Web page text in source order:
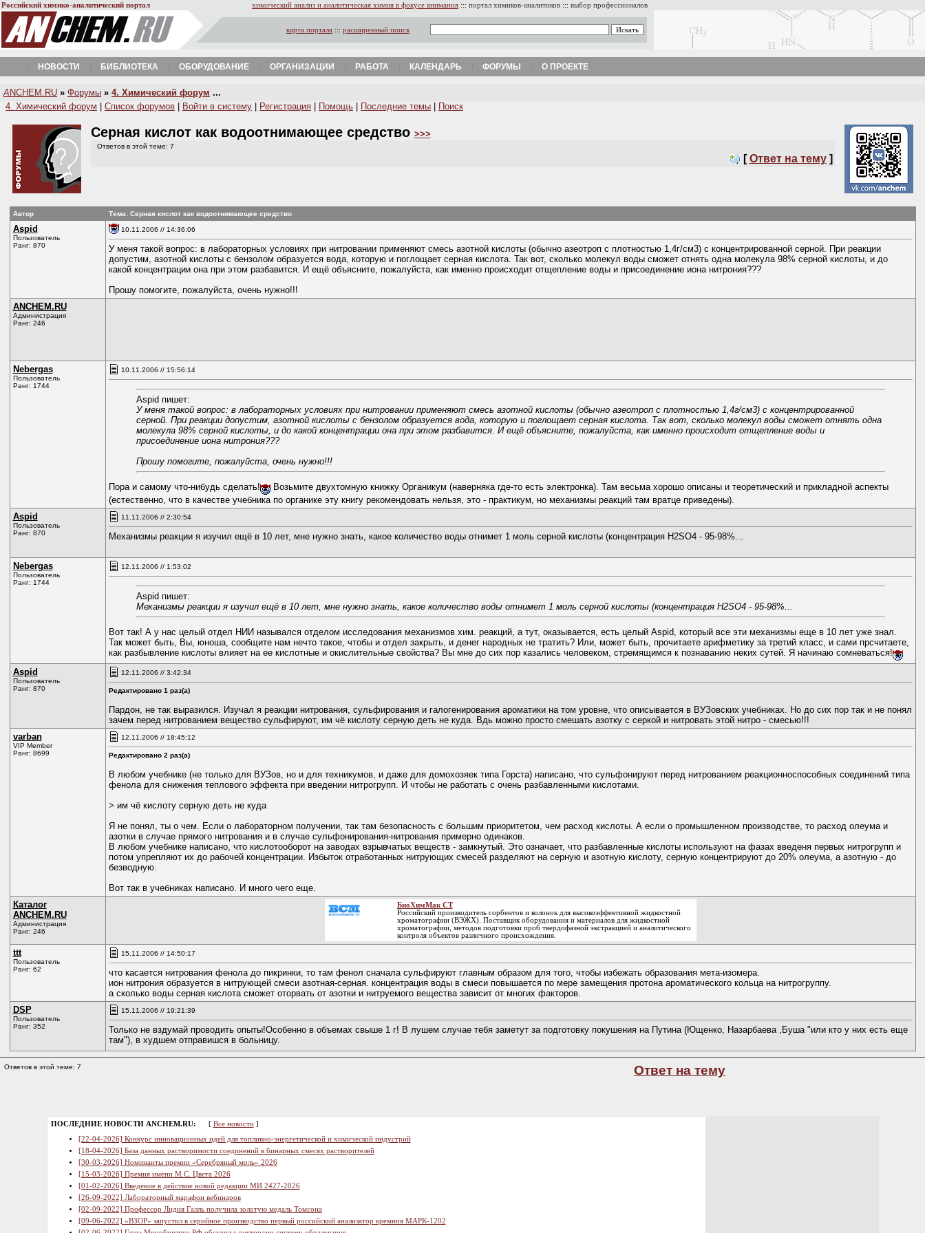
Российский химико-аналитический портал химический анализ и аналитическая химия в фокусе внимания ::: портал химиков-аналитиков ::: выбор профессионалов
карта портала ::: расширенный поиск
НОВОСТИ БИБЛИОТЕКА ОБОРУДОВАНИЕ ОРГАНИЗАЦИИ РАБОТА КАЛЕНДАРЬ ФОРУМЫ О ПРОЕКТЕ
A NCHEM.RU » Форумы » 4. Химический форум ...
4. Химический форум
Список форумов Войти в систему Регистрация Помощь Последние темы Поиск
Серная кислот как водоотнимающее средство >>>
Ответов в этой теме: 7
[ Ответ на тему ]
Автор Тема: Серная кислот как водоотнимающее средство
Aspid
Пользователь
Ранг: 870
10.11.2006 // 14:36:06
У меня такой вопрос: в лабораторных условиях при нитровании применяют смесь азотной кислоты (обычно азеотроп с плотностью 1,4г/см3) с концентрированной серной. При реакции
допустим, азотной кислоты с бензолом образуется вода, которую и поглощает серная кислота. Так вот, сколько молекул воды сможет отнять одна молекула 98% серной кислоты, и до
какой концентрации она при этом разбавится. И ещё объясните, пожалуйста, как именно происходит отщепление воды и присоединение иона нитрония???
Прошу помогите, пожалуйста, очень нужно!!!
ANCHEM.RU
Администрация
Ранг: 246
Nebergas
Пользователь
Ранг: 1744
10.11.2006 // 15:56:14
Aspid пишет:
У меня такой вопрос: в лабораторных условиях при нитровании применяют смесь азотной кислоты (обычно азеотроп с плотностью 1,4г/см3) с концентрированной
серной. При реакции допустим, азотной кислоты с бензолом образуется вода, которую и поглощает серная кислота. Так вот, сколько молекул воды сможет отнять одна
молекула 98% серной кислоты, и до какой концентрации она при этом разбавится. И ещё объясните, пожалуйста, как именно происходит отщепление воды и
присоединение иона нитрония???
Прошу помогите, пожалуйста, очень нужно!!!
Пора и самому что-нибудь сделать!
Возьмите двухтомную книжку Органикум (наверняка где-то есть электронка). Там весьма хорошо описаны и теоретический и прикладной аспекты
(естественно, что в качестве учебника по органике эту книгу рекомендовать нельзя, это - практикум, но механизмы реакций там вратце приведены).
Aspid
Пользователь
Ранг: 870
11.11.2006 // 2:30:54
Механизмы реакции я изучил ещё в 10 лет, мне нужно знать, какое количество воды отнимет 1 моль серной кислоты (концентрация H2SO4 - 95-98%...
Nebergas
Пользователь
Ранг: 1744
12.11.2006 // 1:53:02
Aspid пишет:
Механизмы реакции я изучил ещё в 10 лет, мне нужно знать, какое количество воды отнимет 1 моль серной кислоты (концентрация H2SO4 - 95-98%...
Вот так! А у нас целый отдел НИИ назывался отделом исследования механизмов хим. реакций, а тут, оказывается, есть целый Aspid, который все эти механизмы еще в 10 лет уже знал.
Так может быть, Вы, юноша, сообщите нам нечто такое, чтобы и отдел закрыть, и денег народных не тратить? Или, может быть, прочитаете арифметику за третий класс, и сами прсчитаете,
как разбывление кислоты влияет на ее кислотные и окислительные свойства? Вы мне до сих пор казались человеком, стремящимся к познаванию неких сутей. Я начинаю сомневаться!
Aspid
Пользователь
Ранг: 870
12.11.2006 // 3:42:34
Редактировано 1 раз(а)
Пардон, не так выразился. Изучал я реакции нитрования, сульфирования и галогенирования ароматики на том уровне, что описывается в ВУЗовских учебниках. Но до сих пор так и не понял
зачем перед нитрованием вещество сульфируют, им чё кислоту серную деть не куда. Вдь можно просто смешать азотку с серкой и нитровать этой нитро - смесью!!!
varban
VIP Member
Ранг: 8699
12.11.2006 // 18:45:12
Редактировано 2 раз(а)
В любом учебнике (не только для ВУЗов, но и для техникумов, и даже для домохозяек типа Горста) написано, что сульфонируют перед нитрованием реакционноспособных соединений типа
фенола для снижения теплового эффекта при введении нитрогрупп. И чтобы не работать с очень разбавленными кислотами.
> им чё кислоту серную деть не куда
Я не понял, ты о чем. Если о лабораторном получении, так там безопасность с большим приоритетом, чем расход кислоты. А если о промышленном производстве, то расход олеума и
азотки в случае прямого нитрования и в случае сульфонирования-нитрования примерно одинаков.
В любом учебнике написано, что кислотооборот на заводах взрывчатых веществ - замкнутый. Это означает, что разбавленные кислоты используют на фазах введеня первых нитрогрупп и
потом упрепляют их до рабочей концентрации. Избыток отработанных нитрующих смесей разделяют на серную и азотную кислоту, серную концентрируют до 20% олеума, а азотную - до
безводную.
Вот так в учебниках написано. И много чего еще.
Каталог
ANCHEM.RU
Администрация
Ранг: 246
БиоХимМак СТ
Российский производитель сорбентов и колонок для высокоэффективной жидкостной
хроматографии (ВЭЖХ). Поставщик оборудования и материалов для жидкостной
хроматографии, методов подготовки проб твердофазной экстракцией и аналитического
контроля объектов различного происхождения.
ttt
Пользователь
Ранг: 62
15.11.2006 // 14:50:17
что касается нитрования фенола до пикринки, то там фенол сначала сульфируют главным образом для того, чтобы избежать образования мета-изомера.
ион нитрония образуется в нитрующей смеси азотная-серная. концентрация воды в смеси повышается по мере замещения протона ароматического кольца на нитрогруппу.
а сколько воды серная кислота сможет оторвать от азотки и нитруемого вещества зависит от многих факторов.
DSP
Пользователь
Ранг: 352
15.11.2006 // 19:21:39
Только не вздумай проводить опыты!Особенно в объемах свыше 1 г! В лушем случае тебя заметут за подготовку покушения на Путина (Ющенко, Назарбаева ,Буша "или кто у них есть еще
там"), в худшем отправишся в больницу.
Ответов в этой теме: 7 Ответ на тему
ПОСЛЕДНИЕ НОВОСТИ ANCHEM.RU: [ Все новости]
[22-04-2026] Конкурс инновационных идей для топливно-энергетической и химической индустрий
[18-04-2026] База данных растворимости соединений в бинарных смесях растворителей
[30-03-2026] Номинанты премии «Серебряный моль» 2026
[15-03-2026] Премия имени М.С. Цвета 2026
[01-02-2026] Введение в действие новой редакции МИ 2427-2026
[26-09-2022] Лабораторный марафон вебинаров
[02-09-2022] Профессор Лидия Галль получила золотую медаль Томсона
[09-06-2022] «ВЗОР» запустил в серийное производство первый российский анализатор кремния МАРК-1202